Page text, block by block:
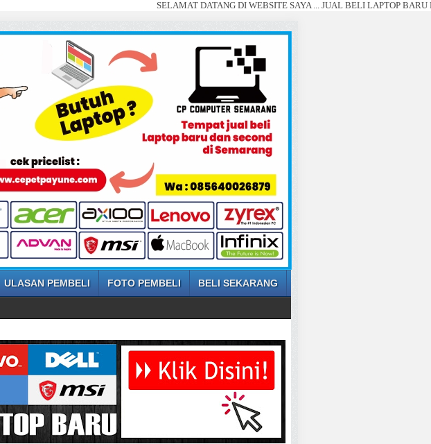
SELAMAT DATANG DI WEBSITE SAYA ... JUAL BELI LAPTOP BARU DAN
ULASAN PEMBELI FOTO PEMBELI BELI SEKARANG